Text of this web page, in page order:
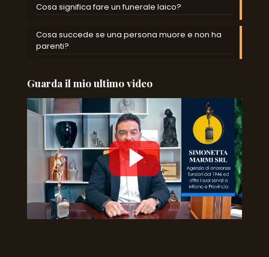
Cosa significa fare un funerale laico?
Cosa succede se una persona muore e non ha
parenti?
Guarda il mio ultimo video